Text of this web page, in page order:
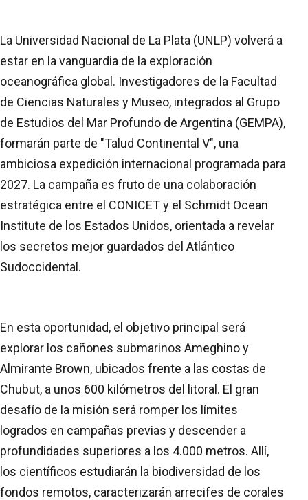
La Universidad Nacional de La Plata (UNLP) volverá a
estar en la vanguardia de la exploración
oceanográfica global. Investigadores de la Facultad
de Ciencias Naturales y Museo, integrados al Grupo
de Estudios del Mar Profundo de Argentina (GEMPA),
formarán parte de "Talud Continental V", una
ambiciosa expedición internacional programada para
2027. La campaña es fruto de una colaboración
estratégica entre el CONICET y el Schmidt Ocean
Institute de los Estados Unidos, orientada a revelar
los secretos mejor guardados del Atlántico
Sudoccidental.
En esta oportunidad, el objetivo principal será
explorar los cañones submarinos Ameghino y
Almirante Brown, ubicados frente a las costas de
Chubut, a unos 600 kilómetros del litoral. El gran
desafío de la misión será romper los límites
logrados en campañas previas y descender a
profundidades superiores a los 4.000 metros. Allí,
los científicos estudiarán la biodiversidad de los
fondos remotos, caracterizarán arrecifes de corales